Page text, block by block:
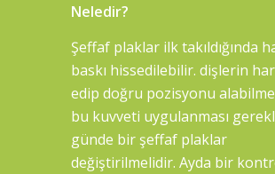
Neledir?
Şeffaf plaklar ilk takıldığında
baskı hissedilebilir. dişlerin
edip doğru pozisyonu
bu kuvveti uygulanması
günde bir şeffaf plaklar
değiştirilmelidir. Ayda bir